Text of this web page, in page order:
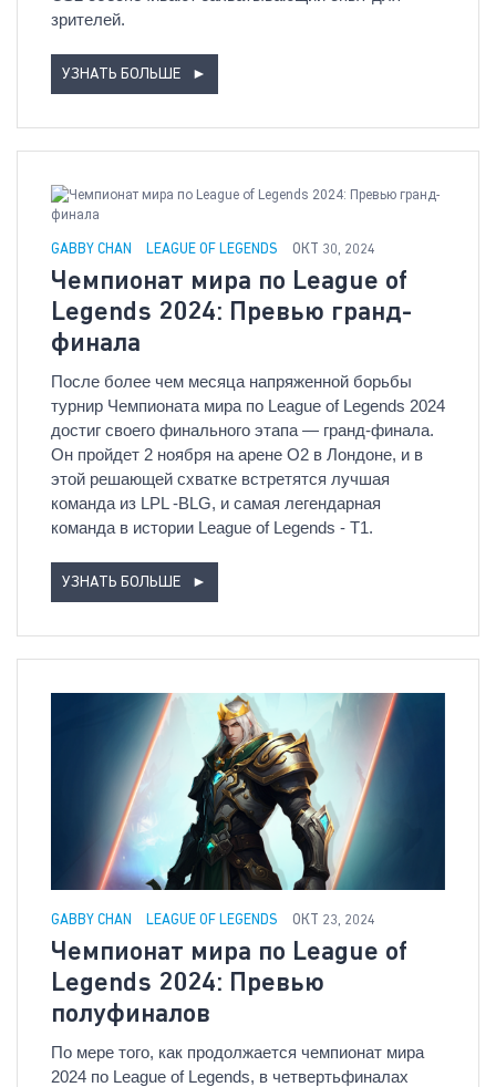
зрителей.
УЗНАТЬ БОЛЬШЕ ►
GABBY CHAN LEAGUE OF LEGENDS ОКТ 30, 2024
Чемпионат мира по League of
Legends 2024: Превью гранд-
финала
После более чем месяца напряженной борьбы
турнир Чемпионата мира по League of Legends 2024
достиг своего финального этапа — гранд-финала.
Он пройдет 2 ноября на арене O2 в Лондоне, и в
этой решающей схватке встретятся лучшая
команда из LPL -BLG, и самая легендарная
команда в истории League of Legends - T1.
УЗНАТЬ БОЛЬШЕ ►
GABBY CHAN LEAGUE OF LEGENDS ОКТ 23, 2024
Чемпионат мира по League of
Legends 2024: Превью
полуфиналов
По мере того, как продолжается чемпионат мира
2024 по League of Legends, в четвертьфиналах